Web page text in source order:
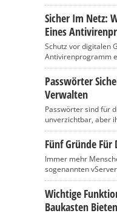
Sicher Im Netz:
Eines
Schutz vor digitalen
Antivirenprogramm
Passwörter
Verwalten
Passwörter sind für
unverzichtbar, aber
Fünf Gründe Für
Immer mehr
sogenannten
Wichtige
Baukasten